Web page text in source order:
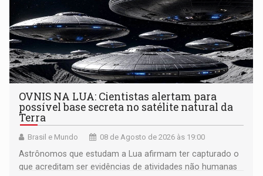
OVNIS NA LUA: Cientistas alertam para
possível base secreta no satélite natural da
Terra
Brasil e Mundo 08 de Agosto de 2026 às 19:00
Astrônomos que estudam a Lua afirmam ter capturado o
que acreditam ser evidências de atividades não humanas